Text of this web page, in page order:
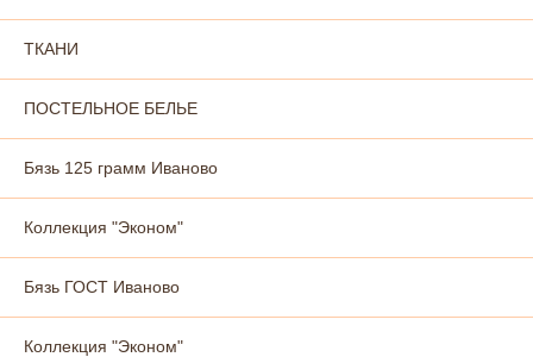
ТКАНИ
ПОСТЕЛЬНОЕ БЕЛЬЕ
Бязь 125 грамм Иваново
Коллекция "Эконом"
Бязь ГОСТ Иваново
Коллекция "Эконом"